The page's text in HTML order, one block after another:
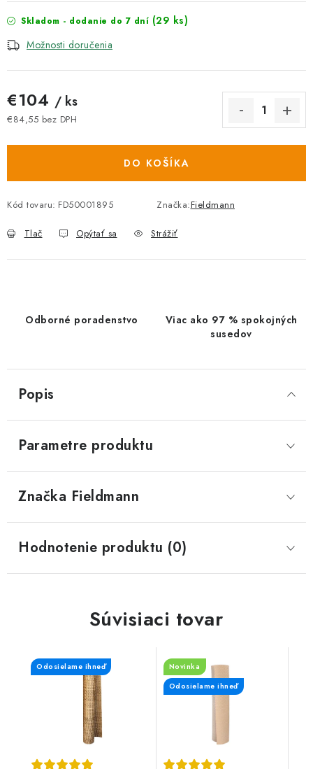
Skladom - dodanie do 7 dní (29 ks)
Možnosti doručenia
€104 / ks
€84,55 bez DPH
DO KOŠÍKA
Kód tovaru: FD50001895 Značka:Fieldmann
Tlač Opýtať sa Strážiť
Odborné poradenstvo
Viac ako 97 % spokojných
susedov
Popis
Parametre produktu
Značka Fieldmann
Hodnotenie produktu (0)
Súvisiaci tovar
Odosielame ihneď
Novinka
Odosielame ihneď